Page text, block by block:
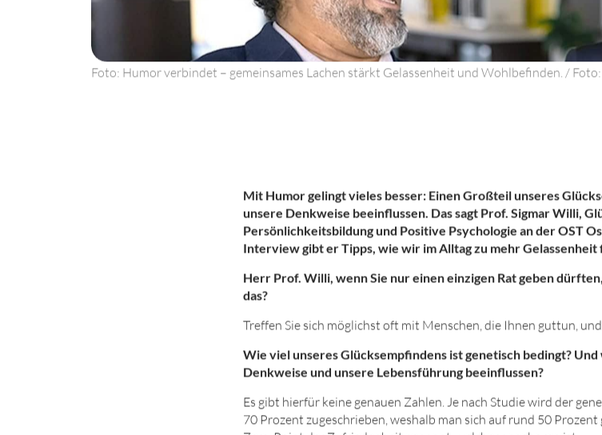
Foto: Humor verbindet – gemeinsames Lachen stärkt Gelassenheit und Wohlbefinden. /
Mit Humor gelingt vieles besser: Einen Großteil unseres
unsere Denkweise beeinflussen. Das sagt Prof. Sigmar Willi,
Persönlichkeitsbildung und Positive Psychologie an der OST
Interview gibt er Tipps, wie wir im Alltag zu mehr Gelassenheit
Herr Prof. Willi, wenn Sie nur einen einzigen Rat geben
das?
Treffen Sie sich möglichst oft mit Menschen, die Ihnen guttun,
Wie viel unseres Glücksempfindens ist genetisch bedingt?
Denkweise und unsere Lebensführung beeinflussen?
Es gibt hierfür keine genauen Zahlen. Je nach Studie wird der
70 Prozent zugeschrieben, weshalb man sich auf rund 50